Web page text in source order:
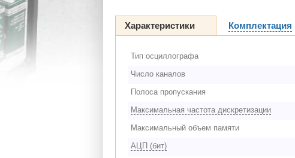
Характеристики Комплектация
Тип осциллографа
Число каналов
Полоса пропускания
Максимальная частота дискретизации
Максимальный объем памяти
АЦП (бит)